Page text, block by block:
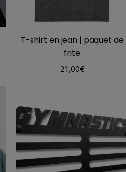
T-shirt en jean | paquet de
frite
21,00€